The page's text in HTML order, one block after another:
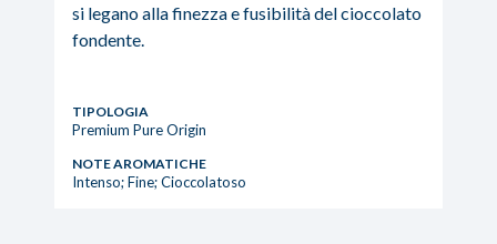
si legano alla finezza e fusibilità del cioccolato
fondente.
TIPOLOGIA
Premium Pure Origin
NOTE AROMATICHE
Intenso; Fine; Cioccolatoso